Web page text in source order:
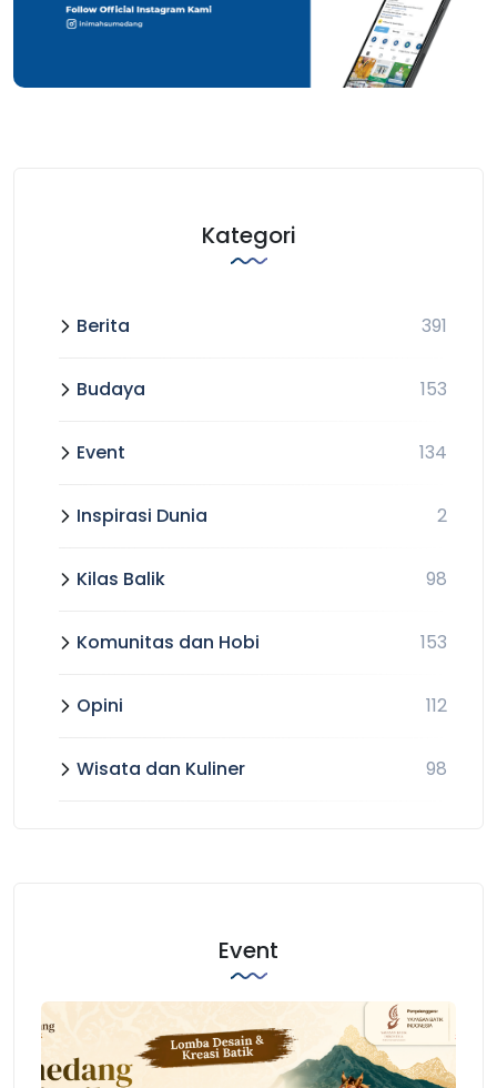
Kategori
Berita 391
Budaya 153
Event 134
Inspirasi Dunia 2
Kilas Balik 98
Komunitas dan Hobi 153
Opini 112
Wisata dan Kuliner 98
Event